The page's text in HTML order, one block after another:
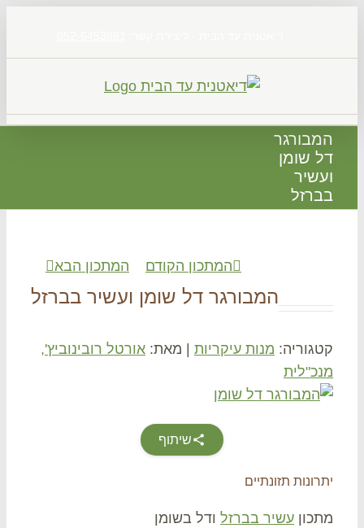
שומן
המתכון הקודם המתכון הבא
המבורגר דל שומן ועשיר בברזל
מנות עיקריות | מאת:
אורטל רובינוביץ',
שיתוף
תזונתיים
עשיר בברזל ודל בשומן